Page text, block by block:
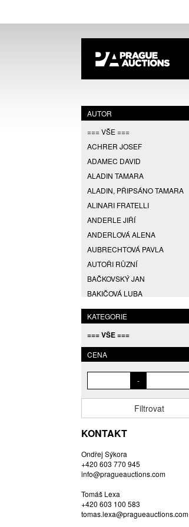
AUTOR
=== VŠE ===
ACHRER JOSEF
ADAMEC DAVID
ALADIN TAMARA
ALADIN, PŘIPSÁNO TAMARA
ALINARI FRATELLI
ANDERLE JIŘÍ
ANDERLOVÁ ALENA
AUBRECHTOVÁ PAVLA
AUTOŘI RŮZNÍ
BAČKOVSKÝ JAN
BAKIČOVÁ LUBA
BALCAR JIŘÍ
BALCAR KAREL
BALCAR MARTIN
BALÍČEK PETR
BARTKO MAREK
BARTOŇ DAVID
BASTL ROMAN
BAUCH JAN
BAUER VL.
BEDNÁŘOVÁ EVA
BĚHAL DOMINIK
KATEGORIE
=== VŠE ===
CENA
-
Filtrovat
KONTAKT
Ondřej Sýkora
+420 603 770 945
info@pragueauctions.com
Tomáš Lexa
+420 603 100 583
tomas.lexa@pragueauctions.com